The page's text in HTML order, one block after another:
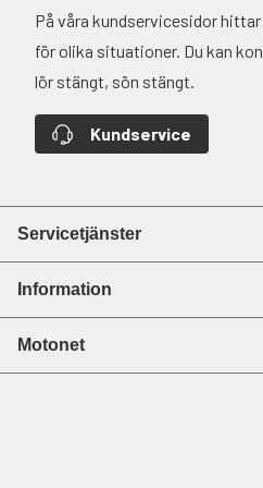
På våra kundservicesidor
för olika situationer. Du kan
lör stängt, sön stängt.
Kundservice
Servicetjänster
Information
Motonet